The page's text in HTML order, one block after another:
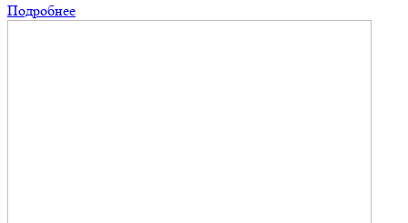
Подробнее